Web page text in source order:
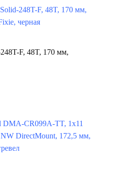
F, 48T, 170 мм,